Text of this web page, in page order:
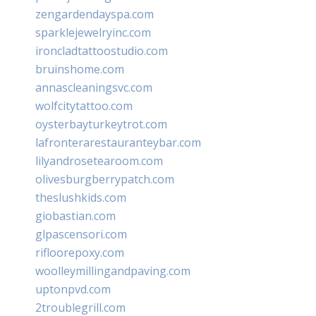
zengardendayspa.com
sparklejewelryinc.com
ironcladtattoostudio.com
bruinshome.com
annascleaningsvc.com
wolfcitytattoo.com
oysterbayturkeytrot.com
lafronterarestauranteybar.com
lilyandrosetearoom.com
olivesburgberrypatch.com
theslushkids.com
giobastian.com
glpascensori.com
rifloorepoxy.com
woolleymillingandpaving.com
uptonpvd.com
2troublegrill.com